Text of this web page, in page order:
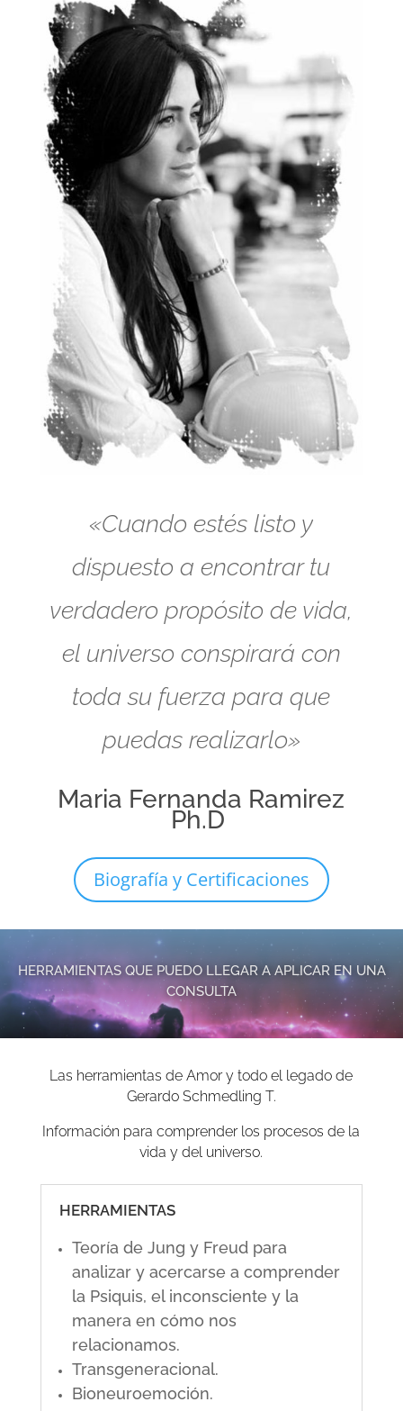
«Cuando estés listo y
dispuesto a encontrar tu
verdadero propósito de vida,
el universo conspirará con
toda su fuerza para que
puedas realizarlo»
Maria Fernanda Ramirez
Ph.D
Biografía y Certificaciones
HERRAMIENTAS QUE PUEDO LLEGAR A APLICAR EN UNA
CONSULTA
Las herramientas de Amor y todo el legado de
Gerardo Schmedling T.
Información para comprender los procesos de la
vida y del universo.
HERRAMIENTAS
Teoría de Jung y Freud para
analizar y acercarse a comprender
la Psiquis, el inconsciente y la
manera en cómo nos
relacionamos.
Transgeneracional.
Bioneuroemoción.